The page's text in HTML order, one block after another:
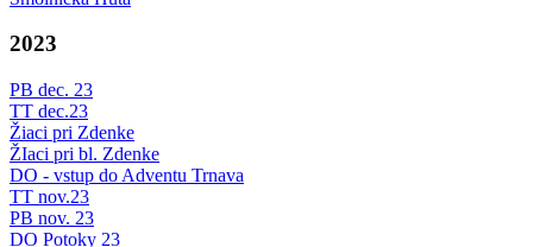
2023
PB dec. 23
TT dec.23
Žiaci pri Zdenke
ŽIaci pri bl. Zdenke
DO - vstup do Adventu Trnava
TT nov.23
PB nov. 23
DO Potoky 23